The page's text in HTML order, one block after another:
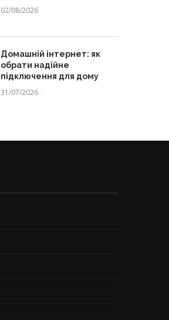
02/08/2026
Домашній інтернет: як
обрати надійне
підключення для дому
31/07/2026